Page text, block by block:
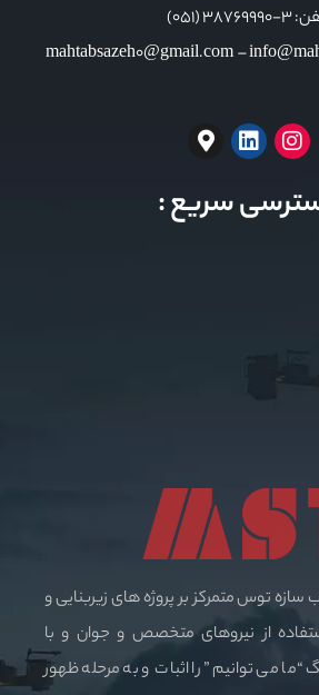
(051)
سریع :
توس متمرکز بر پروژه های زیربنایی و
از نیروهای متخصص و جوان و با
“ما می توانیم” را اثبات و به مرحله ظهور